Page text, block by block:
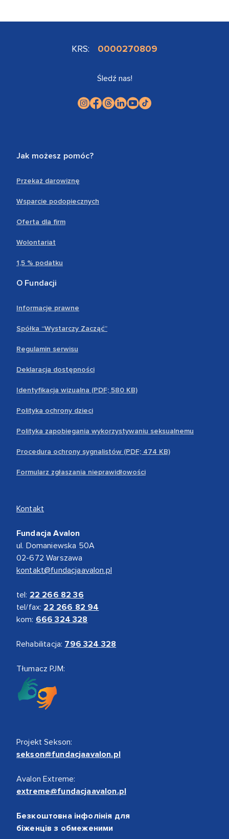
KRS: 0000270809
Śledź nas!
Jak możesz pomóc?
Przekaż darowiznę
Wsparcie podopiecznych
Oferta dla firm
Wolontariat
1,5 % podatku
O Fundacji
Informacje prawne
Spółka “Wystarczy Zacząć”
Regulamin serwisu
Deklaracja dostępności
Identyfikacja wizualna (PDF; 580 KB)
Polityka ochrony dzieci
Polityka zapobiegania wykorzystywaniu seksualnemu
Procedura ochrony sygnalistów (PDF; 474 KB)
Formularz zgłaszania nieprawidłowości
Kontakt
Fundacja Avalon
ul. Domaniewska 50A
02-672 Warszawa
kontakt@fundacjaavalon.pl
tel: 22 266 82 36
tel/fax: 22 266 82 94
kom: 666 324 328
Rehabilitacja: 796 324 328
Tłumacz PJM:
Projekt Sekson:
sekson@fundacjaavalon.pl
Avalon Extreme:
extreme@fundacjaavalon.pl
Безкоштовна інфолінія для
біженців з обмеженими